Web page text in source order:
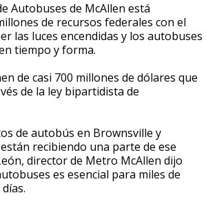
Autobuses de McAllen está
de recursos federales con el
las luces encendidas y los autobuses
tiempo y forma.
de casi 700 millones de dólares que
de la ley bipartidista de
de autobús en Brownsville y
recibiendo una parte de ese
director de Metro McAllen dijo
es esencial para miles de